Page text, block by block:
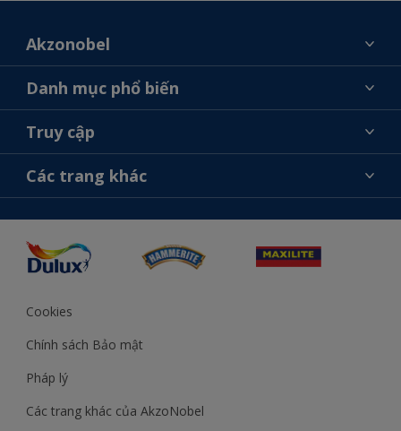
Akzonobel
Giới thiệu về AkzoNobel
Liên hệ chúng tôi
Tìm một cửa hàng
Danh mục phổ biến
Tìm màu sắc
Chọn sản phẩm
Ý tưởng
Truy cập
Khả năng truy cập
Tính Chính Xác về Màu Sắc
Các trang khác
Cookies
Chính sách Bảo mật
Pháp lý
Các trang khác của AkzoNobel